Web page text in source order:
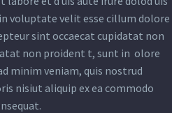
voluptate velit esse cillum dolore
sint occaecat cupidatat non
non proident t, sunt in olore
minim veniam, quis nostrud
nisiut aliquip ex ea commodo